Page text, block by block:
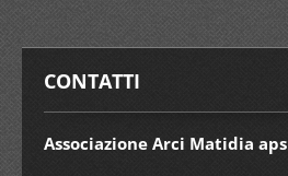
CONTATTI
Associazione Arci Matidia aps